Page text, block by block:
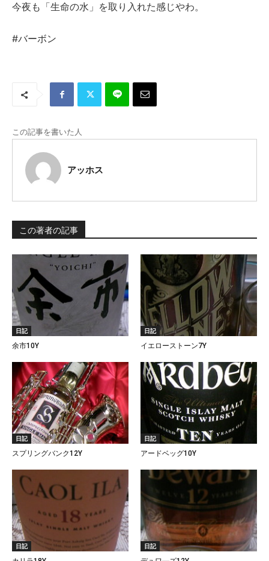
今夜も「生命の水」を取り入れた感じやわ。
#バーボン
この記事を書いた人
アッホス
この著者の記事
日記
余市10Y
日記
イエローストーン7Y
日記
スプリングバンク12Y
日記
アードベッグ10Y
日記
日記